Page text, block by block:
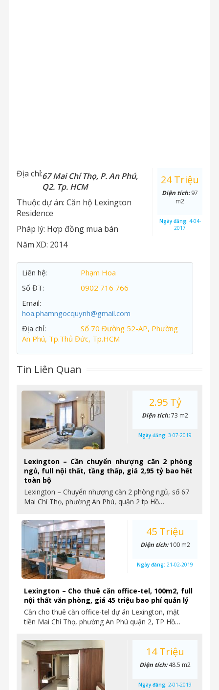
Địa chỉ:67 Mai Chí Thọ, P. An Phú,
Q2. Tp. HCM
Thuộc dự án: Căn hộ Lexington
Residence
Pháp lý: Hợp đồng mua bán
Năm XD: 2014
24 Triệu
Diện tích:97
m2
Ngày đăng: 4-04-
2017
Liên hệ:
Phạm Hoa
Số ĐT:
0902 716 766
Email:
hoa.phamngocquynh@gmail.com
Địa chỉ:
Số 70 Đường 52-AP, Phường
An Phú, Tp.Thủ Đức, Tp.HCM
Tin Liên Quan
Lexington – Cần chuyển nhượng căn 2 phòng
ngủ, full nội thất, tầng thấp, giá 2,95 tỷ bao hết
toàn bộ
Lexington – Chuyển nhượng căn 2 phòng ngủ, số 67
Mai Chí Thọ, phường An Phú, quận 2 tp Hồ…
2.95 Tỷ
Diện tích:73 m2
Ngày đăng: 3-07-2019
Lexington – Cho thuê căn office-tel, 100m2, full
nội thất văn phòng, giá 45 triệu bao phí quản lý
Cần cho thuê căn office-tel dự án Lexington, mặt
tiền Mai Chí Thọ, phường An Phú quận 2, TP Hồ…
45 Triệu
Diện tích:100 m2
Ngày đăng: 21-02-2019
14 Triệu
Diện tích:48.5 m2
Ngày đăng: 2-01-2019